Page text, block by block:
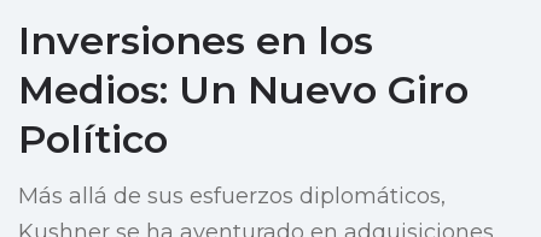
Inversiones en los
Medios: Un Nuevo Giro
Político
Más allá de sus esfuerzos diplomáticos,